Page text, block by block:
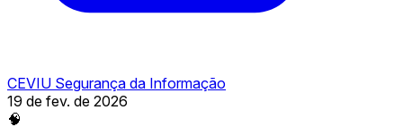
CEVIU Segurança da Informação
19 de fev. de 2026
🧠